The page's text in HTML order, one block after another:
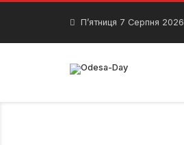
Skip
П’ятниця 7 Серпня 2026